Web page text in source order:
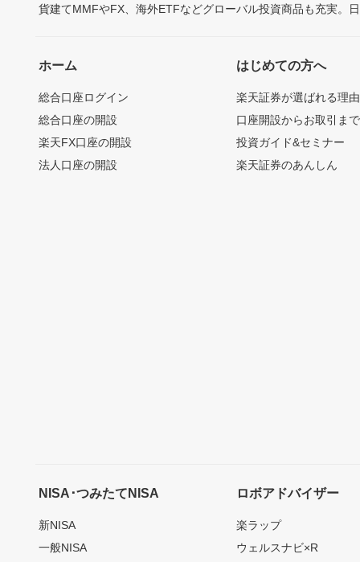
貨建てMMFやFX、海外ETFなどグローバル投資商品も充実。
ホーム
総合口座ログイン
総合口座の開設
楽天FX口座の開設
法人口座の開設
はじめての方へ
楽天証券が選ばれる理由
口座開設からお取引ま
投資ガイド&セミナー
楽天証券のあんしん
NISA･つみたてNISA
新NISA
一般NISA
ロボアドバイザー
楽ラップ
ウェルスナビ×R